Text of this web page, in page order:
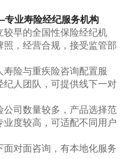
业寿险经纪服务机构
较早的全国性保险经纪机
照，经营合规，接受监管部
寿险与重疾险咨询配置服
纪人团队，可提供线下一对
公司数量较多，产品选择范
业度较高，可适配不同用户
面对面咨询，有本地化服务